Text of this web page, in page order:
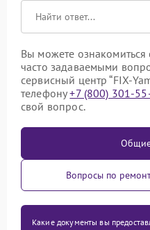
Вы можете
часто задаваемыми
сервисный центр “FIX-
телефону+7 (800) 301-
свой вопрос.
Вопросы по
Какие документы вы